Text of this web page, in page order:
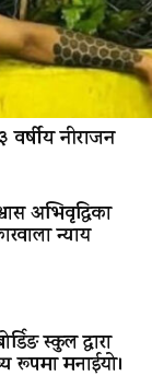
नीराजन
अभिवृद्धिका
न्याय
स्कुल द्धारा
मनाईयो।